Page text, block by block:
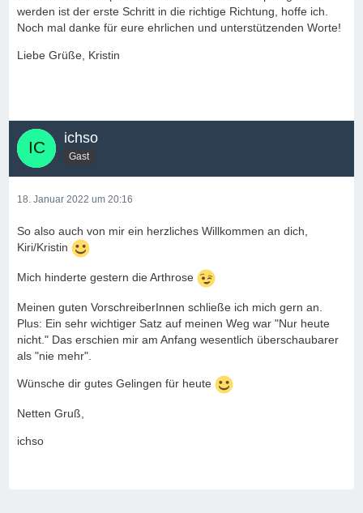
werden ist der erste Schritt in die richtige Richtung, hoffe ich.
Noch mal danke für eure ehrlichen und unterstützenden Worte!
Liebe Grüße, Kristin
ichso
Gast
18. Januar 2022 um 20:16
So also auch von mir ein herzliches Willkommen an dich,
Kiri/Kristin
Mich hinderte gestern die Arthrose
Meinen guten VorschreiberInnen schließe ich mich gern an.
Plus: Ein sehr wichtiger Satz auf meinen Weg war "Nur heute
nicht." Das erschien mir am Anfang wesentlich überschaubarer
als "nie mehr".
Wünsche dir gutes Gelingen für heute
Netten Gruß,
ichso